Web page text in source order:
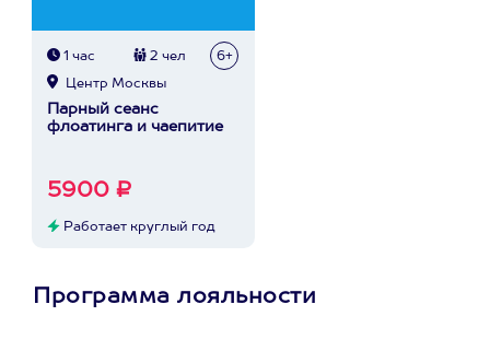
1 час 2 чел 6+
Центр Москвы
Парный сеанс
флоатинга и чаепитие
5900 ₽
Работает круглый год
Программа лояльности